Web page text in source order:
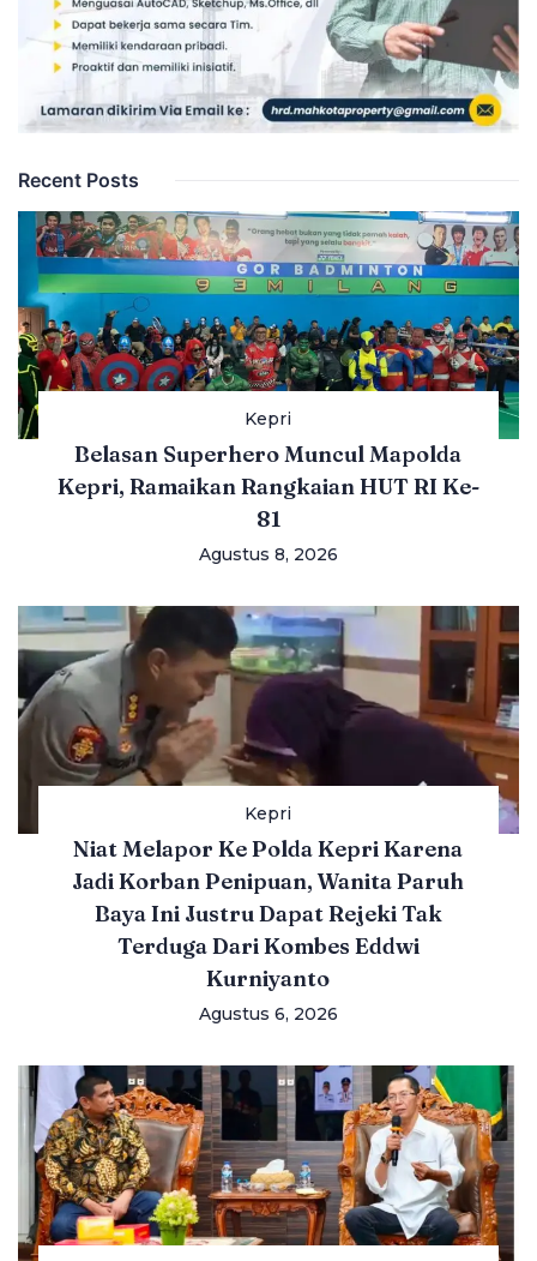
Recent Posts
Kepri
Belasan Superhero Muncul Mapolda
Kepri, Ramaikan Rangkaian HUT RI Ke-
81
Agustus 8, 2026
Kepri
Niat Melapor Ke Polda Kepri Karena
Jadi Korban Penipuan, Wanita Paruh
Baya Ini Justru Dapat Rejeki Tak
Terduga Dari Kombes Eddwi
Kurniyanto
Agustus 6, 2026